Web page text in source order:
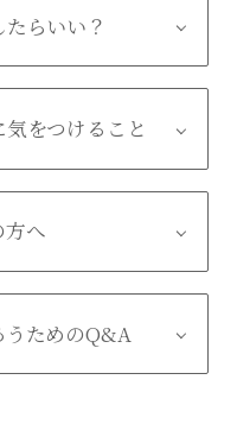
らいい？
をつけること
方へ
うためのQ&A